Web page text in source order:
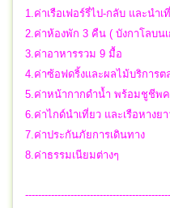
1.ค่าเรือเฟอร์รี่ไป-กลับ และนำ
2.ค่าห้องพัก 3 คืน ( บังกาโลบนเ
3.ค่าอาหารรวม 9 มื้อ
4.ค่าซ้อฟดริ้งและผลไม้บริการต
5.ค่าหน้ากากดำน้ำ พร้อมชูชีพ
6.ค่าไกด์นำเที่ยว และเรือหางย
7.ค่าประกันภัยการเดินทาง
8.ค่าธรรมเนียมต่างๆ